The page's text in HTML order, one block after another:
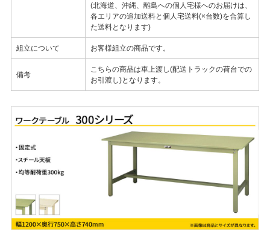
(北海道、沖縄、離島への個人宅様へのお届けは、
各エリアの追加送料と個人宅送料(×台数)を合算し
た送料となります)
組立について お客様組立の商品です。
備考
こちらの商品は車上渡し(配送トラックの荷台での
お引渡し)となります。